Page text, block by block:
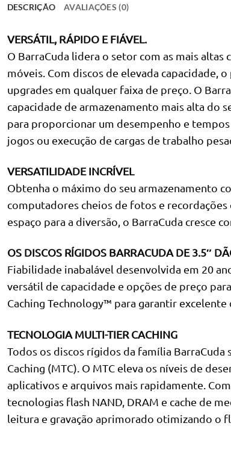
DESCRIÇÃO AVALIAÇÕES (0)
VERSÁTIL, RÁPIDO E FIÁVEL.
O BarraCuda lidera o setor com as mais
móveis. Com discos de elevada capacidade,
upgrades em qualquer faixa de preço. O
capacidade de armazenamento mais alta do
para proporcionar um desempenho e
jogos ou execução de cargas de trabalho
VERSATILIDADE INCRÍVEL
Obtenha o máximo do seu armazenamento
computadores cheios de fotos e
espaço para a diversão, o BarraCuda cresce
OS DISCOS RÍGIDOS BARRACUDA DE 3.5″
Fiabilidade inabalável desenvolvida em 20
versátil de capacidade e opções de preço
Caching Technology™ para garantir
TECNOLOGIA MULTI-TIER CACHING
Todos os discos rígidos da família
Caching (MTC). O MTC eleva os níveis de
aplicativos e arquivos mais rapidamente.
tecnologias flash NAND, DRAM e cache de
leitura e gravação aprimorado otimizando o